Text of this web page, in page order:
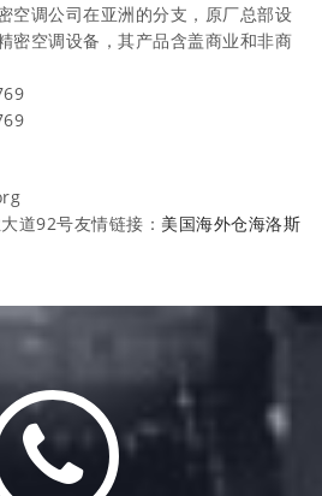
空调公司在亚洲的分支，原厂总部设
密空调设备，其产品含盖商业和非商
道92号友情链接： 美国海外仓海洛斯